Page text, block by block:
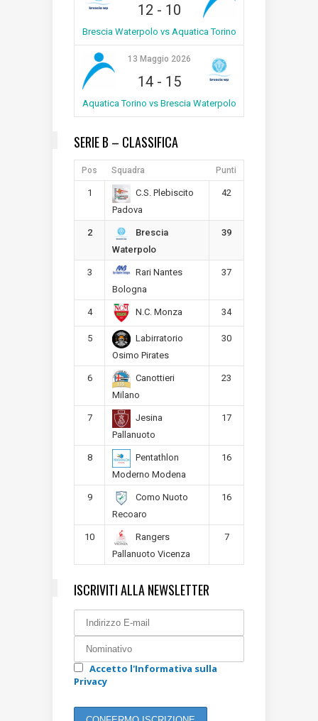
12 - 10
Brescia Waterpolo vs Aquatica Torino
13 Maggio 2026
14- 15
Aquatica Torino vs Brescia Waterpolo
SERIE B – CLASSIFICA
Pos Squadra Punti
1
C.S. Plebiscito
Padova
42
2
Brescia
Waterpolo
39
3
Rari Nantes
Bologna
37
4 N.C. Monza 34
5
Labirratorio
Osimo Pirates
30
6
Canottieri
Milano
23
7
Jesina
Pallanuoto
17
8
Pentathlon
Moderno Modena
16
9
Como Nuoto
Recoaro
16
10
Rangers
Pallanuoto Vicenza
7
ISCRIVITI ALLA NEWSLETTER
Accetto l'Informativa sulla
Privacy